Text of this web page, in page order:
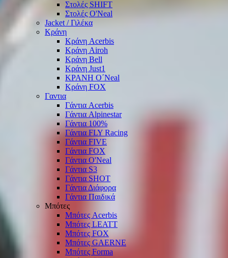
Στολές SHIFT
Στολές O'Neal
Jacket / Γιλέκα
Κράνη
Κράνη Acerbis
Κράνη Airoh
Κράνη Bell
Κράνη Just1
ΚΡΑΝΗ O΄Νeal
Κράνη FOX
Γαντια
Γάντια Acerbis
Γάντια Alpinestar
Γάντια 100%
Γάντια FLY Racing
Γάντια FIVE
Γάντια FOX
Γάντια O'Νeal
Γάντια S3
Γάντια SHOT
Γάντια Διάφορα
Γάντια Παιδικά
Μπότες
Μπότες Acerbis
Μπότες LEATT
Μπότες FOX
Μπότες GAERNE
Μπότες Forma